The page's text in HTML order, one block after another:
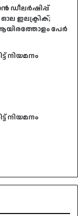
ഡീലർഷിപ്പ്
ഇലക്ട്രിക്;
പേർ
നിയമനം
നിയമനം